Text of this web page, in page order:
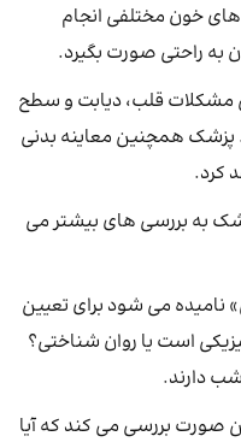
خون مختلفی انجام
به راحتی صورت بگیرد.
مشکلات قلب، دیابت و سطح
پزشک همچنین معاینه بدنی
کرد.
به بررسی های بیشتر می
نامیده می شود برای تعیین
است یا روان شناختی؟
دارند.
صورت بررسی می کند که آیا